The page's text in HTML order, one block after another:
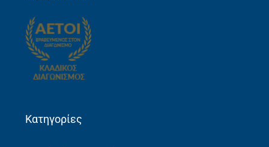
Κατηγορίες